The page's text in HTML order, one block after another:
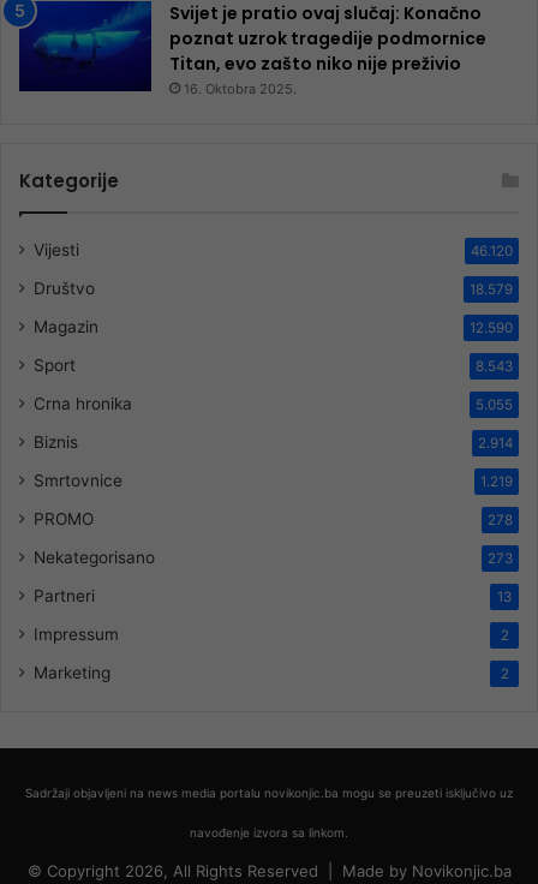
Svijet je pratio ovaj slučaj: Konačno
poznat uzrok tragedije podmornice
Titan, evo zašto niko nije preživio
16. Oktobra 2025.
Kategorije
Vijesti 46.120
Društvo 18.579
Magazin 12.590
Sport 8.543
Crna hronika 5.055
Biznis 2.914
Smrtovnice 1.219
PROMO 278
Nekategorisano 273
Partneri 13
Impressum 2
Marketing 2
Sadržaji objavljeni na news media portalu novikonjic.ba mogu se preuzeti isključivo uz
navođenje izvora sa linkom.
© Copyright 2026, All Rights Reserved | Made by Novikonjic.ba